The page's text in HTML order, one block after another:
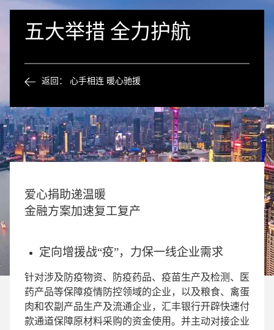
五大举措 全力护航
返回： 心手相连 暖心驰援
爱心捐助递温暖
金融方案加速复工复产
定向增援战“疫”，力保一线企业需求
针对涉及防疫物资、防疫药品、疫苗生产及检测、医
药产品等保障疫情防控领域的企业，以及粮食、禽蛋
肉和农副产品生产及流通企业，汇丰银行开辟快速付
款通道保障原材料采购的资金使用。并主动对接企业